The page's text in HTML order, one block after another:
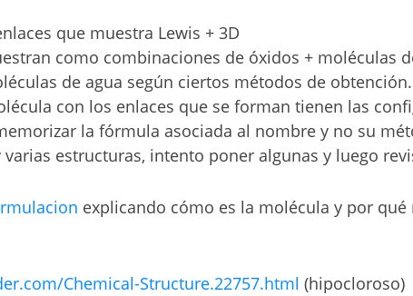
que muestra Lewis + 3D
como combinaciones de óxidos + moléculas
de agua según ciertos métodos de
con los enlaces que se forman tienen las
la fórmula asociada al nombre y no su
estructuras, intento poner algunas y luego
explicando cómo es la molécula y por
Chemical-Structure.22757.html (hipocloroso)